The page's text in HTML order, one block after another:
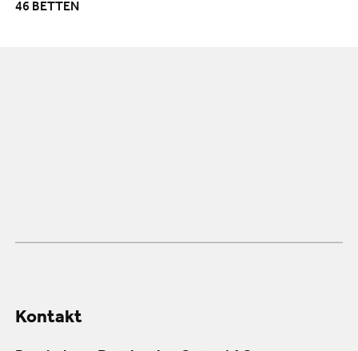
46 BETTEN
Kontakt